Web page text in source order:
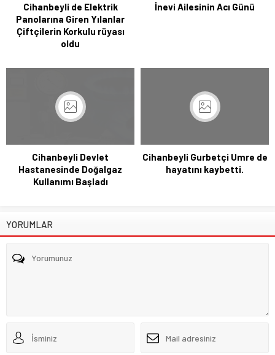
Cihanbeyli de Elektrik
Panolarına Giren Yılanlar
Çiftçilerin Korkulu rüyası
oldu
İnevi Ailesinin Acı Günü
Cihanbeyli Devlet
Hastanesinde Doğalgaz
Kullanımı Başladı
Cihanbeyli Gurbetçi Umre de
hayatını kaybetti.
YORUMLAR